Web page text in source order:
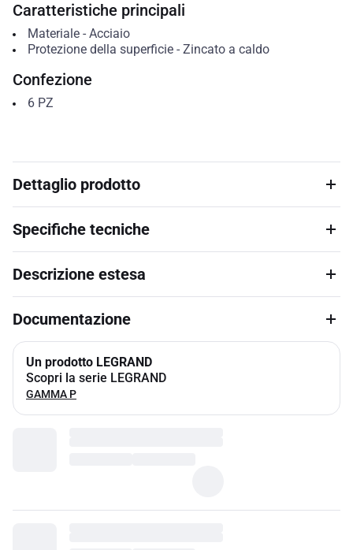
Caratteristiche principali
Materiale- Acciaio
Protezione della superficie- Zincato a caldo
Confezione
6 PZ
Dettaglio prodotto
Specifiche tecniche
Descrizione estesa
Documentazione
Un prodotto LEGRAND
Scopri la serie LEGRAND
GAMMA P